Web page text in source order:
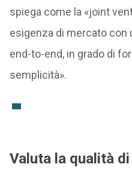
spiega come la «joint
esigenza di mercato con
end-to-end, in grado di
semplicità».
Valuta la qualità